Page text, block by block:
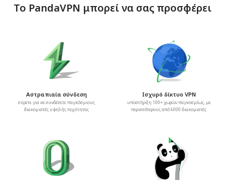
Το PandaVPN μπορεί να σας προσφέρει
Αστραπιαία σύνδεση
σύρετε για να συνδέσετε παγκόσμιους
διακομιστές υψηλής ταχύτητας
Ισχυρό δίκτυο VPN
υποστήριξη 100+ χωρών παγκοσμίως, με
περισσότερους από 6000 διακομιστές